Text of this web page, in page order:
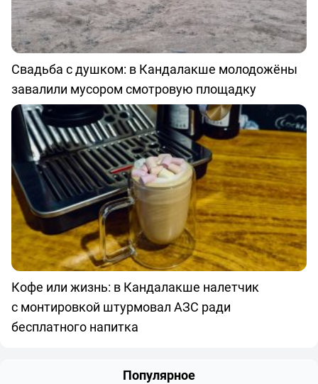
Свадьба с душком: в Кандалакше молодожёны
завалили мусором смотровую площадку
Кофе или жизнь: в Кандалакше налетчик
с монтировкой штурмовал АЗС ради
бесплатного напитка
Популярное